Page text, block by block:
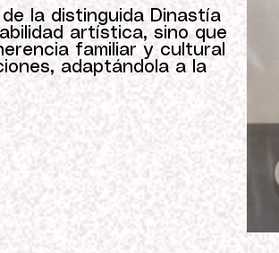
la distinguida Dinastía
artística, sino que
familiar y cultural
adaptándola a la